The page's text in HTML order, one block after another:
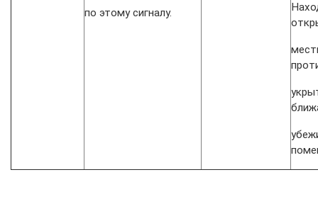
по этому сигналу.